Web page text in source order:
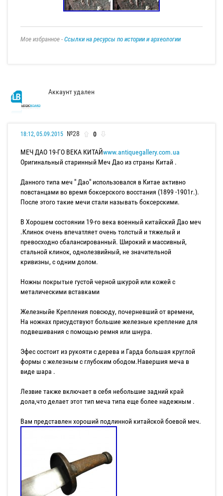
Мое избранное - Ссылки на ресурсы по истории и археологии
Аккаунт удален
18:12, 05.09.2015 №28 0
МЕЧ ДАО 19-ГО ВЕКА КИТАЙwww.antiquegallery.com.ua
Оригинальный старинный Меч Дао из страны Китай .
Данного типа меч " Дао" использовался в Китае активно
повстанцами во время боксерского восстания (1899 -1901г.).
После этого такие мечи стали называть боксерскими.
В Хорошем состоянии 19-го века военный китайский Дао меч
.Клинок очень впечатляет очень толстый и тяжелый и
превосходно сбалансированный. Широкий и массивный,
стальной клинок, однолезвийный, не значительной
кривизны, с одним долом.
Ножны покрытые густой черной шкурой или кожей с
металическими вставками
Железныйе Крепления повсюду, почерневший от времени,
На ножнах присудствуют большие железные крепление для
подвешивания с помощью ремня или шнура.
Эфес состоит из рукояти с дерева и Гарда большая круглой
формы с железным с глубоким ободом.Навершия меча в
виде шара .
Лезвие также включает в себя небольшие задний край
дола,что делает этот тип меча типа еще более надежным .
Вам представлен хороший подлинной китайской боевой меч.